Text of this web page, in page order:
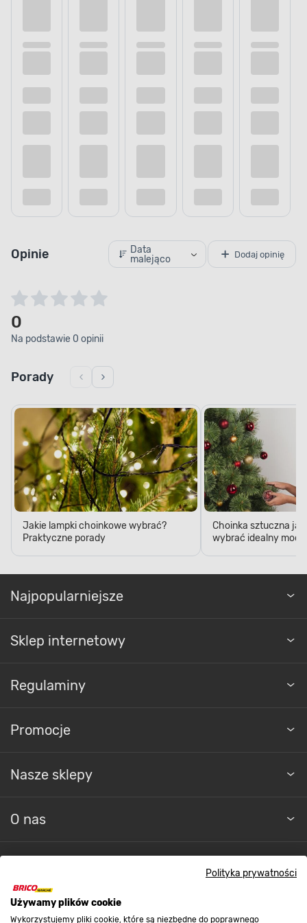
Polityka prywatności
Używamy plików cookie
Wykorzystujemy pliki cookie, które są niezbędne do poprawnego
Opinie
Data
malejąco
Dodaj opinię
0
Na podstawie 0 opinii
Porady
Jakie lampki choinkowe wybrać?
Praktyczne porady
Choinka sztuczna
wybrać idealny
Najpopularniejsze
Sklep internetowy
Regulaminy
Promocje
Nasze sklepy
O nas
Strefa biznesu